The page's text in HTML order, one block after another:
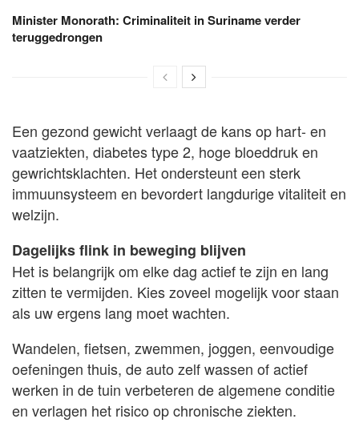
Minister Monorath: Criminaliteit in Suriname verder
teruggedrongen
Een gezond gewicht verlaagt de kans op hart- en
vaatziekten, diabetes type 2, hoge bloeddruk en
gewrichtsklachten. Het ondersteunt een sterk
immuunsysteem en bevordert langdurige vitaliteit en
welzijn.
Dagelijks flink in beweging blijven
Het is belangrijk om elke dag actief te zijn en lang
zitten te vermijden. Kies zoveel mogelijk voor staan
als uw ergens lang moet wachten.
Wandelen, fietsen, zwemmen, joggen, eenvoudige
oefeningen thuis, de auto zelf wassen of actief
werken in de tuin verbeteren de algemene conditie
en verlagen het risico op chronische ziekten.